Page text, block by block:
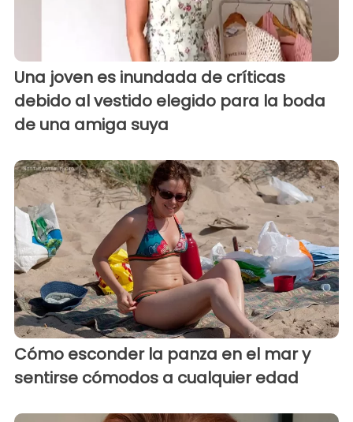
Una joven es inundada de críticas
debido al vestido elegido para la boda
de una amiga suya
Cómo esconder la panza en el mar y
sentirse cómodos a cualquier edad